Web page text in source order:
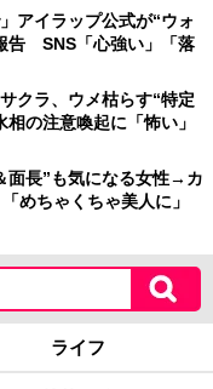
アイラップ公式が“ウォ
告 SNS「心強い」「落
クラ、ウメ枯らす“特定
の注意喚起に「怖い」
面長”も気になる女性→カ
めちゃくちゃ美人に」
ライフ